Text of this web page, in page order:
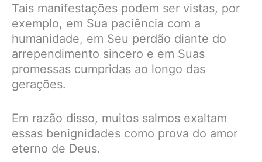
Tais manifestações podem ser vistas, por
exemplo, em Sua paciência com a
humanidade, em Seu perdão diante do
arrependimento sincero e em Suas
promessas cumpridas ao longo das
gerações.
Em razão disso, muitos salmos exaltam
essas benignidades como prova do amor
eterno de Deus.